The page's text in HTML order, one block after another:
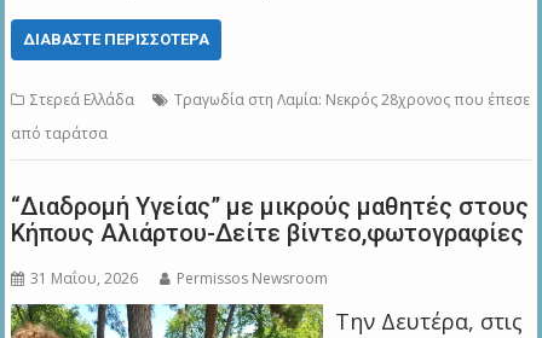
ΔΙΑΒΆΣΤΕ ΠΕΡΙΣΣΌΤΕΡΑ
Στερεά Ελλάδα
Τραγωδία στη Λαμία: Νεκρός 28χρονος που έπεσε
από ταράτσα
“Διαδρομή Υγείας” με μικρούς μαθητές στους
Κήπους Αλιάρτου-Δείτε βίντεο,φωτογραφίες
31 Μαΐου, 2026 Permissos Newsroom
Την Δευτέρα, στις